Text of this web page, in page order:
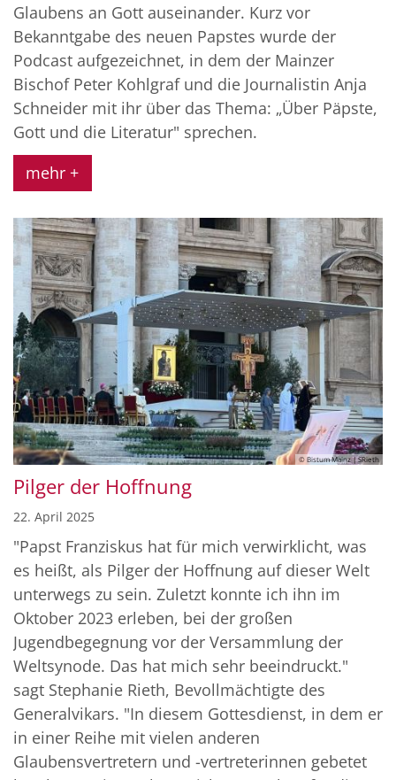
Glaubens an Gott auseinander. Kurz vor
Bekanntgabe des neuen Papstes wurde der
Podcast aufgezeichnet, in dem der Mainzer
Bischof Peter Kohlgraf und die Journalistin Anja
Schneider mit ihr über das Thema: „Über Päpste,
Gott und die Literatur" sprechen.
mehr +
© Bistum Mainz | SRieth
Pilger der Hoffnung
22. April 2025
"Papst Franziskus hat für mich verwirklicht, was
es heißt, als Pilger der Hoffnung auf dieser Welt
unterwegs zu sein. Zuletzt konnte ich ihn im
Oktober 2023 erleben, bei der großen
Jugendbegegnung vor der Versammlung der
Weltsynode. Das hat mich sehr beeindruckt."
sagt Stephanie Rieth, Bevollmächtigte des
Generalvikars. "In diesem Gottesdienst, in dem er
in einer Reihe mit vielen anderen
Glaubensvertretern und -vertreterinnen gebetet